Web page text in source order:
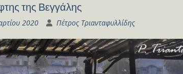
της Βεγγάλης
2020 Πέτρος Τριανταφυλλίδης